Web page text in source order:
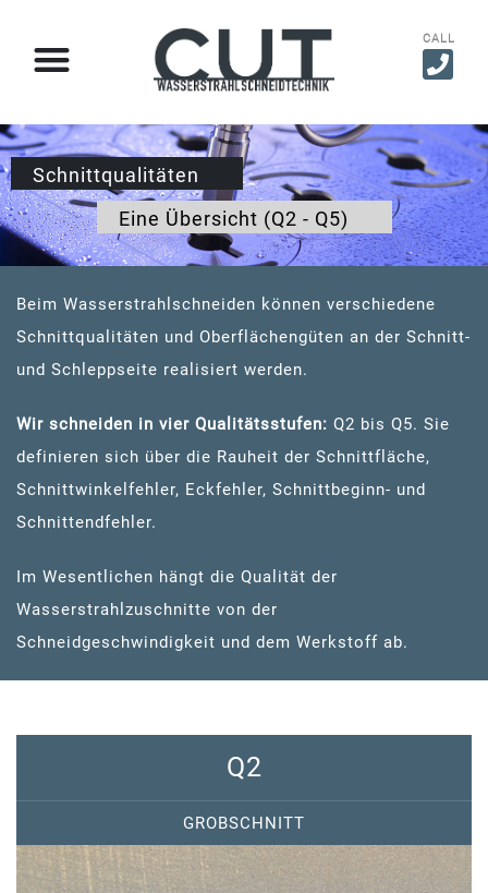
CALL
Schnittqualitäten​
Eine Übersicht (Q2 - Q5)
Beim Wasserstrahlschneiden können verschiedene
Schnittqualitäten und Oberflächengüten an der Schnitt-
und Schleppseite realisiert werden.
Wir schneiden in vier Qualitätsstufen: Q2 bis Q5. Sie
definieren sich über die Rauheit der Schnittfläche,
Schnittwinkelfehler, Eckfehler, Schnittbeginn- und
Schnittendfehler.
Im Wesentlichen hängt die Qualität der
Wasserstrahlzuschnitte von der
Schneidgeschwindigkeit und dem Werkstoff ab.
Q2
GROBSCHNITT